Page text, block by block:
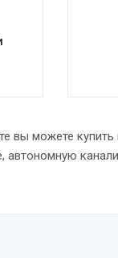
вы можете
автономную